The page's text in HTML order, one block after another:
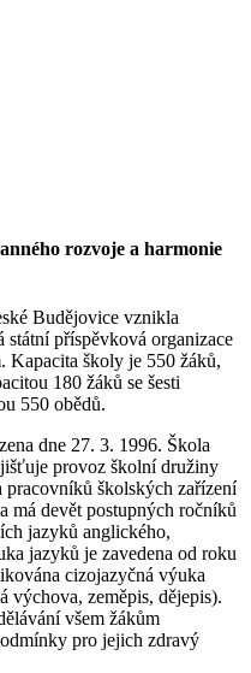
rozvoje a harmonie
Budějovice vznikla
příspěvková organizace
Kapacita školy je 550 žáků,
180 žáků se šesti
550 obědů.
dne 27. 3. 1996. Škola
provoz školní družiny
pracovníků školských zařízení
má devět postupných ročníků
jazyků anglického,
jazyků je zavedena od roku
cizojazyčná výuka
výchova, zeměpis, dějepis).
všem žákům
pro jejich zdravý